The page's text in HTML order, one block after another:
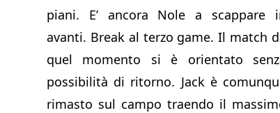
piani. E’ ancora Nole a scappare
avanti. Break al terzo game. Il match
quel momento si è orientato
possibilità di ritorno. Jack è
rimasto sul campo traendo il